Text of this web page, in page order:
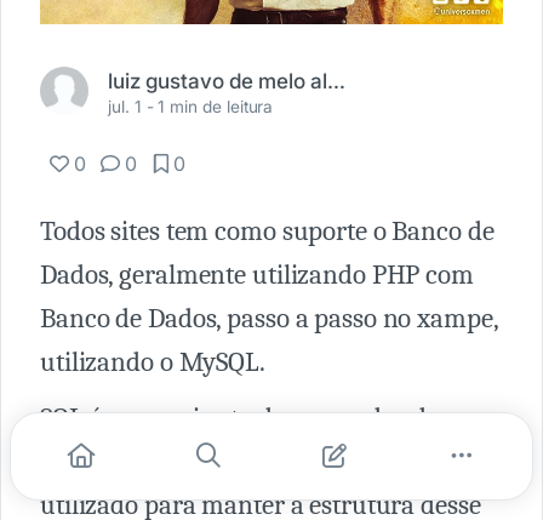
luiz gustavo de melo albuquerque
jul. 1 -1 min de leitura
0 0 0
Todos sites tem como suporte o Banco de
Dados, geralmente utilizando PHP com
Banco de Dados, passo a passo no xampe,
utilizando o MySQL.
SQL é um conjunto de comandos de
manipulação de Banco de Dados,
utilizado para manter a estrutura desse